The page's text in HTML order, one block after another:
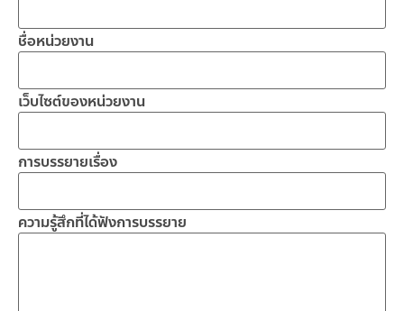
ชื่อหน่วยงาน
เว็บไซต์ของหน่วยงาน
การบรรยายเรื่อง
ความรู้สึกที่ได้ฟังการบรรยาย